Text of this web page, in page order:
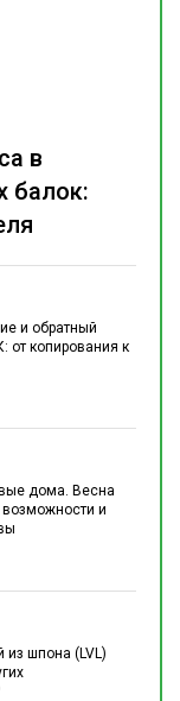
и обратный
от копирования к
дома. Весна
и
из шпона (LVL)
в
балок: